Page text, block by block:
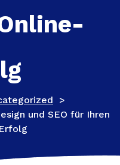
>
und SEO für Ihren